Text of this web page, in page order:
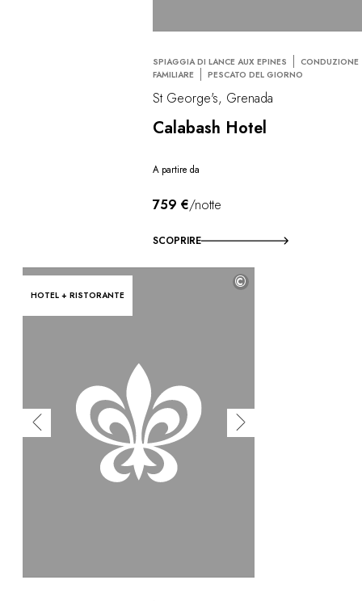
SPIAGGIA DI LANCE AUX EPINES
CONDUZIONE
FAMILIARE
PESCATO DEL GIORNO
St George's, Grenada
Calabash Hotel
A partire da
759 €/notte
SCOPRIRE
HOTEL + RISTORANTE
©